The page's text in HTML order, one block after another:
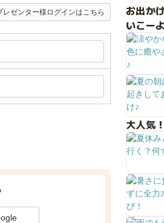
レゼンター様ログインはこちら
お出か
いこー
大人気